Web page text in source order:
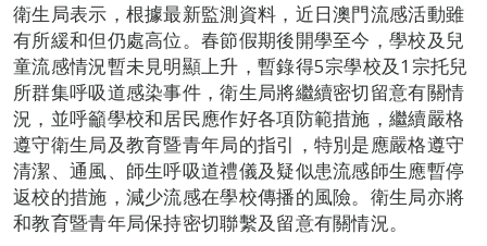
衛生局表示，根據最新監測資料，近日澳門流感活動雖
有所緩和但仍處高位。春節假期後開學至今，學校及兒
童流感情況暫未見明顯上升，暫錄得5宗學校及1宗托兒
所群集呼吸道感染事件，衛生局將繼續密切留意有關情
況，並呼籲學校和居民應作好各項防範措施，繼續嚴格
遵守衛生局及教育暨青年局的指引，特別是應嚴格遵守
清潔、通風、師生呼吸道禮儀及疑似患流感師生應暫停
返校的措施，減少流感在學校傳播的風險。衛生局亦將
和教育暨青年局保持密切聯繫及留意有關情況。